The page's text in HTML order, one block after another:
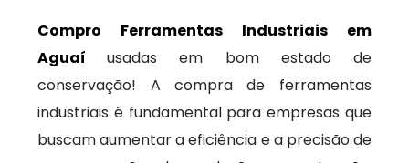
Compro Ferramentas Industriais em
Aguaíusadas em bom estado de
conservação! A compra de ferramentas
industriais é fundamental para empresas que
buscam aumentar a eficiência e a precisão de